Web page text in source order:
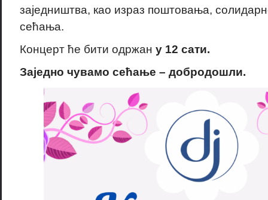
заједништва, као израз поштовања,
сећања.
Концерт ће бити одржан у 12 сати.
Заједно чувамо сећање – добродошли.